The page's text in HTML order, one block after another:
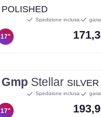
POLISHED
17"
Spedizione inclusa
Gmp Stellar SILVER
17"
Spedizione inclusa